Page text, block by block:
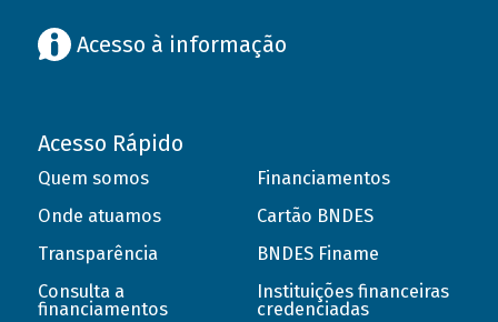
Acesso à informação
Acesso Rápido
Quem somos
Onde atuamos
Transparência
Consulta a
financiamentos
Financiamentos
Cartão BNDES
BNDES Finame
Instituições financeiras
credenciadas